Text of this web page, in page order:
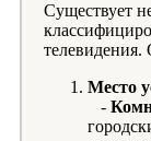
Существует
Место
-